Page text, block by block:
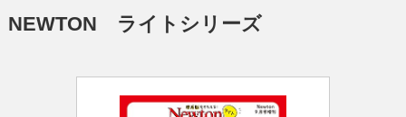
NEWTON ライトシリーズ